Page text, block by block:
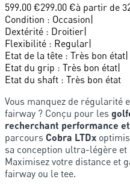
599.00 €299.00 €à partir de
Condition : Occasion|
Dextérité : Droitier|
Flexibilité : Regular|
Etat de la tête : Très bon état|
Etat du grip : Très bon état|
Etat du shaft : Très bon état
Vous manquez de régularité
fairway ? Conçu pour les
recherchant performance
parcours Cobra LTDx
sa conception ultra-légère et
Maximisez votre distance et
fairway ou le tee.